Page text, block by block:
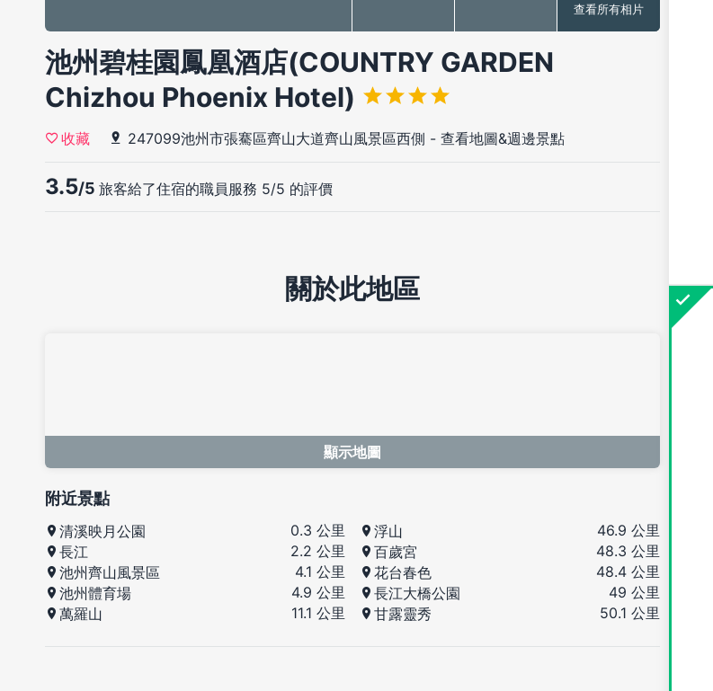
查看所有相片
池州碧桂園鳳凰酒店(COUNTRY GARDEN
Chizhou Phoenix Hotel)
收藏 247099池州市張騫區齊山大道齊山風景區西側 - 查看地圖&週邊景點
3.5/5 旅客給了住宿的職員服務 5/5 的評價
關於此地區
顯示地圖
附近景點
清溪映月公園
0.3 公里
長江
2.2 公里
池州齊山風景區
4.1 公里
池州體育場
4.9 公里
萬羅山
11.1 公里
浮山
46.9 公里
百歲宮
48.3 公里
花台春色
48.4 公里
長江大橋公園
49 公里
甘露靈秀
50.1 公里